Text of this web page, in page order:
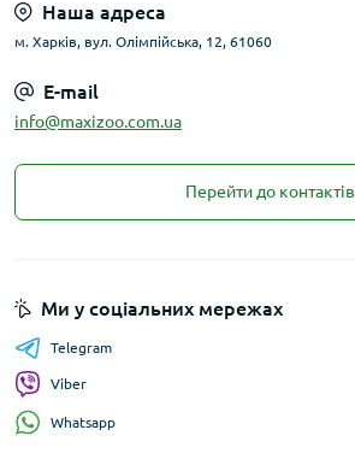
Наша адреса
м. Харків, вул. Олімпійська, 12, 61060
E-mail
info@maxizoo.com.ua
Перейти до контактів
Ми у соціальних мережах
Telegram
Viber
Whatsapp